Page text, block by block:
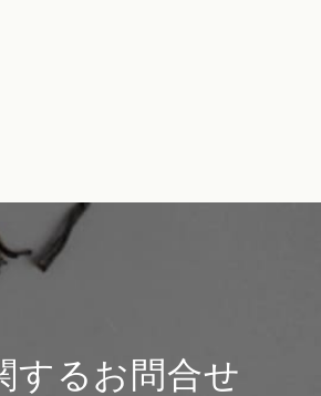
するお問合せ